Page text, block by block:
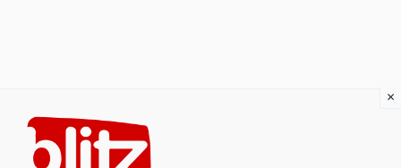
content
×